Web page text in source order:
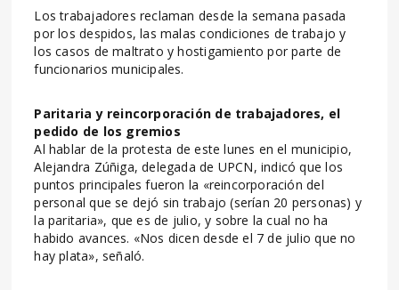
Los trabajadores reclaman desde la semana pasada
por los despidos, las malas condiciones de trabajo y
los casos de maltrato y hostigamiento por parte de
funcionarios municipales.
Paritaria y reincorporación de trabajadores, el
pedido de los gremios
Al hablar de la protesta de este lunes en el municipio,
Alejandra Zúñiga, delegada de UPCN, indicó que los
puntos principales fueron la «reincorporación del
personal que se dejó sin trabajo (serían 20 personas) y
la paritaria», que es de julio, y sobre la cual no ha
habido avances. «Nos dicen desde el 7 de julio que no
hay plata», señaló.